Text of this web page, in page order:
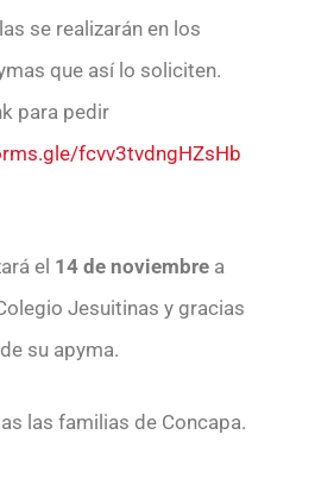
se realizarán en los
que así lo soliciten.
para pedir
fcvv3tvdngHZsHb
el 14 de noviembre a
Jesuitinas y gracias
su apyma.
las familias de Concapa.